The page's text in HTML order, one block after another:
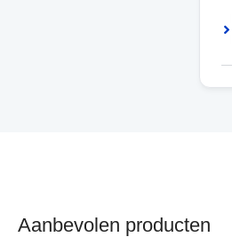
Aanbevolen producten